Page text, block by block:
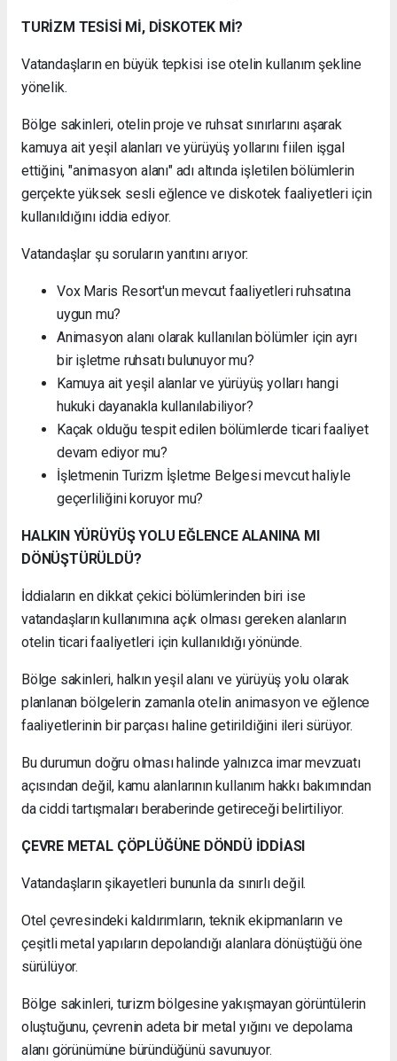
TURİZM TESİSİ Mİ, DİSKOTEK Mİ?
Vatandaşların en büyük tepkisi ise otelin kullanım şekline
yönelik.
Bölge sakinleri, otelin proje ve ruhsat sınırlarını aşarak
kamuya ait yeşil alanları ve yürüyüş yollarını fiilen işgal
ettiğini, "animasyon alanı" adı altında işletilen bölümlerin
gerçekte yüksek sesli eğlence ve diskotek faaliyetleri için
kullanıldığını iddia ediyor.
Vatandaşlar şu soruların yanıtını arıyor:
Vox Maris Resort'un mevcut faaliyetleri ruhsatına
uygun mu?
Animasyon alanı olarak kullanılan bölümler için ayrı
bir işletme ruhsatı bulunuyor mu?
Kamuya ait yeşil alanlar ve yürüyüş yolları hangi
hukuki dayanakla kullanılabiliyor?
Kaçak olduğu tespit edilen bölümlerde ticari faaliyet
devam ediyor mu?
İşletmenin Turizm İşletme Belgesi mevcut haliyle
geçerliliğini koruyor mu?
HALKIN YÜRÜYÜŞ YOLU EĞLENCE ALANINA MI
DÖNÜŞTÜRÜLDÜ?
İddiaların en dikkat çekici bölümlerinden biri ise
vatandaşların kullanımına açık olması gereken alanların
otelin ticari faaliyetleri için kullanıldığı yönünde.
Bölge sakinleri, halkın yeşil alanı ve yürüyüş yolu olarak
planlanan bölgelerin zamanla otelin animasyon ve eğlence
faaliyetlerinin bir parçası haline getirildiğini ileri sürüyor.
Bu durumun doğru olması halinde yalnızca imar mevzuatı
açısından değil, kamu alanlarının kullanım hakkı bakımından
da ciddi tartışmaları beraberinde getireceği belirtiliyor.
ÇEVRE METAL ÇÖPLÜĞÜNE DÖNDÜ İDDİASI
Vatandaşların şikayetleri bununla da sınırlı değil.
Otel çevresindeki kaldırımların, teknik ekipmanların ve
çeşitli metal yapıların depolandığı alanlara dönüştüğü öne
sürülüyor.
Bölge sakinleri, turizm bölgesine yakışmayan görüntülerin
oluştuğunu, çevrenin adeta bir metal yığını ve depolama
alanı görünümüne büründüğünü savunuyor.